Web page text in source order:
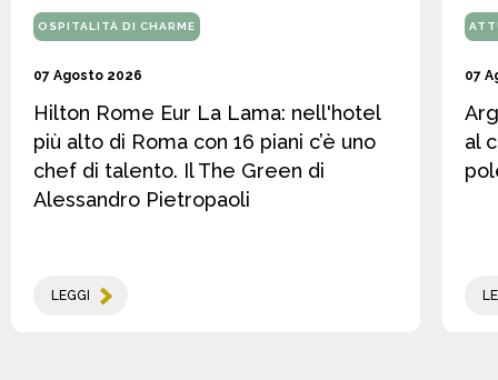
OSPITALITÀ DI CHARME
07 Agosto 2026
Hilton Rome Eur La Lama: nell'hotel
più alto di Roma con 16 piani c’è uno
chef di talento. Il The Green di
Alessandro Pietropaoli
LEGGI
07
al